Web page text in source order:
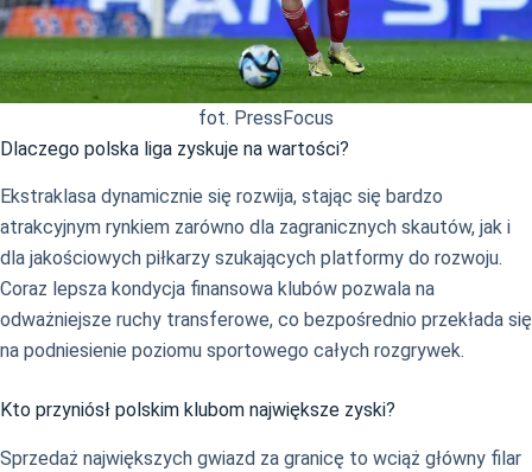
fot. PressFocus
Dlaczego polska liga zyskuje na wartości?
Ekstraklasa dynamicznie się rozwija, stając się bardzo
atrakcyjnym rynkiem zarówno dla zagranicznych skautów, jak i
dla jakościowych piłkarzy szukających platformy do rozwoju.
Coraz lepsza kondycja finansowa klubów pozwala na
odważniejsze ruchy transferowe, co bezpośrednio przekłada się
na podniesienie poziomu sportowego całych rozgrywek.
Kto przyniósł polskim klubom największe zyski?
Sprzedaż największych gwiazd za granicę to wciąż główny filar